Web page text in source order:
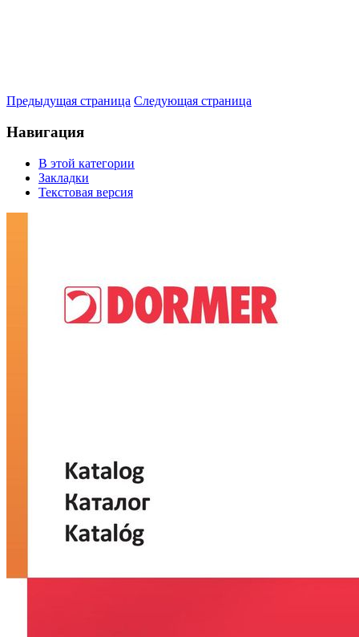
Предыдущая страница Следующая страница
Навигация
В этой категории
Закладки
Текстовая версия